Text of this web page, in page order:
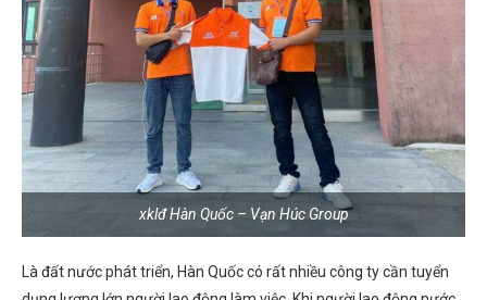
xklđ Hàn Quốc – Vạn Húc Group
Là đất nước phát triển, Hàn Quốc có rất nhiều công ty cần tuyển